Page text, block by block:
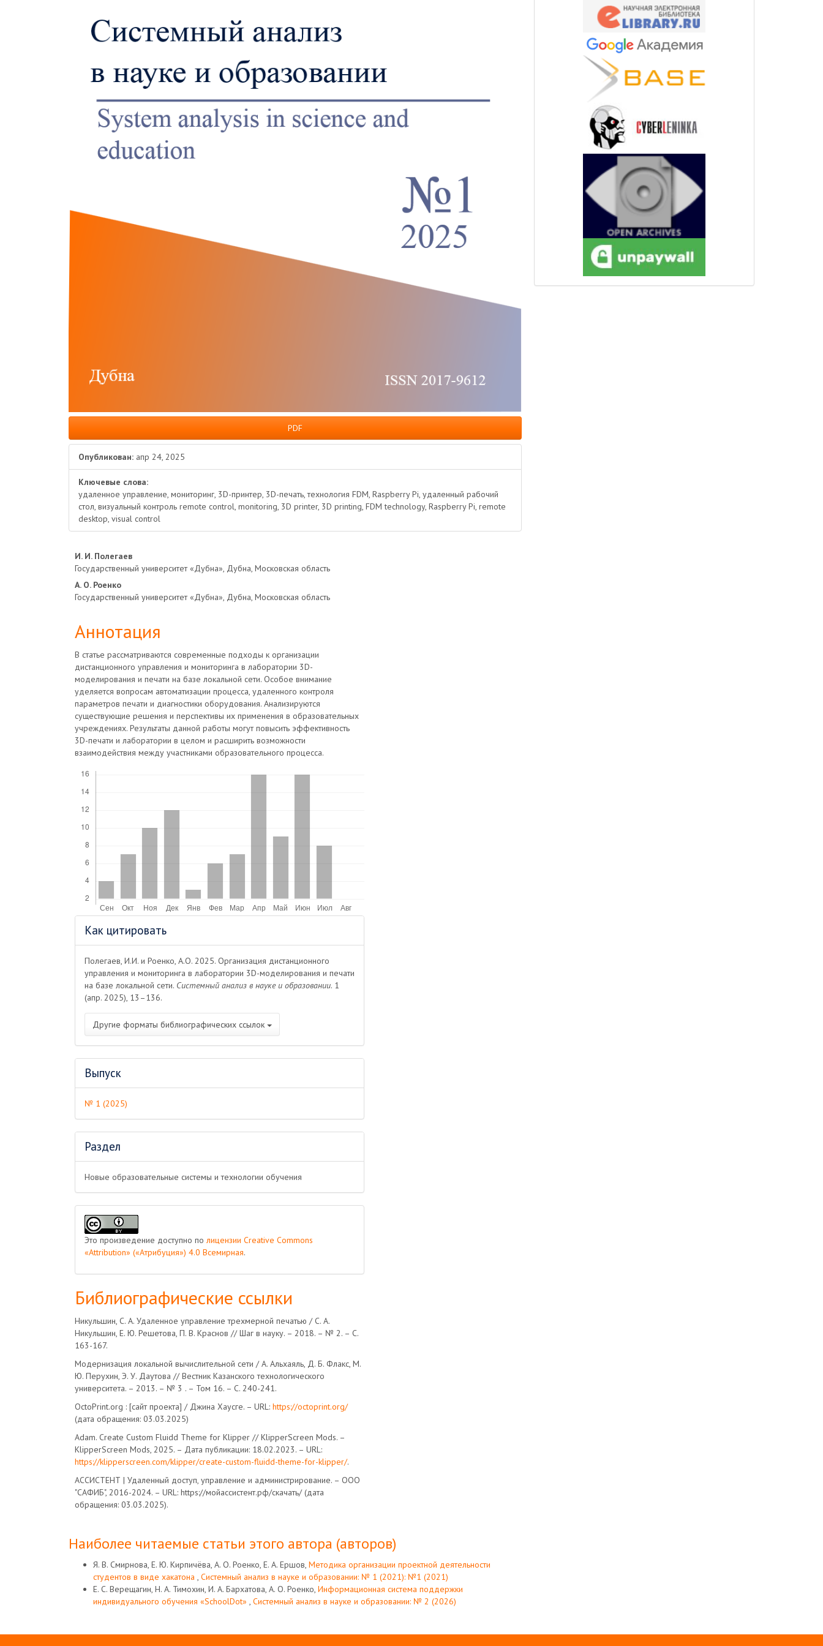
PDF
Опубликован: апр 24, 2025
Ключевые слова:
удаленное управление, мониторинг, 3D-принтер, 3D-печать, технология FDM, Raspberry Pi, удаленный рабочий
стол, визуальный контроль remote control, monitoring, 3D printer, 3D printing, FDM technology, Raspberry Pi, remote
desktop, visual control
Основное
содержимое
статьи
И. И. Полегаев
Государственный университет «Дубна», Дубна, Московская область
А. О. Роенко
Государственный университет «Дубна», Дубна, Московская область
Аннотация
В статье рассматриваются современные подходы к организации
дистанционного управления и мониторинга в лаборатории 3D-
моделирования и печати на базе локальной сети. Особое внимание
уделяется вопросам автоматизации процесса, удаленного контроля
параметров печати и диагностики оборудования. Анализируются
существующие решения и перспективы их применения в образовательных
учреждениях. Результаты данной работы могут повысить эффективность
3D-печати и лаборатории в целом и расширить возможности
взаимодействия между участниками образовательного процесса.
Информация
о статье
Как цитировать
Полегаев, И.И. и Роенко, А.О. 2025. Организация дистанционного
управления и мониторинга в лаборатории 3D-моделирования и печати
на базе локальной сети. Системный анализ в науке и образовании. 1
(апр. 2025), 13–136.
Другие форматы библиографических ссылок
Выпуск
№ 1 (2025)
Раздел
Новые образовательные системы и технологии обучения
Это произведение доступно по лицензии Creative Commons
«Attribution» («Атрибуция») 4.0 Всемирная.
Библиографические ссылки
Никульшин, С. А. Удаленное управление трехмерной печатью / С. А.
Никульшин, Е. Ю. Решетова, П. В. Краснов // Шаг в науку. – 2018. – № 2. – С.
163-167.
Модернизация локальной вычислительной сети / А. Альхаяль, Д. Б. Флакс, М.
Ю. Перухин, Э. У. Даутова // Вестник Казанского технологического
университета. – 2013. – № 3 . – Том 16. – С. 240-241.
OctoPrint.org : [сайт проекта] / Джина Хаусге. – URL: https://octoprint.org/
(дата обращения: 03.03.2025)
Adam. Create Custom Fluidd Theme for Klipper // KlipperScreen Mods. –
KlipperScreen Mods, 2025. – Дата публикации: 18.02.2023. – URL:
https://klipperscreen.com/klipper/create-custom-fluidd-theme-for-klipper/.
АССИСТЕНТ | Удаленный доступ, управление и администрирование. – ООО
"САФИБ", 2016-2024. – URL: https://мойассистент.рф/скачать/ (дата
обращения: 03.03.2025).
Наиболее читаемые статьи этого автора (авторов)
Я. В. Смирнова, Е. Ю. Кирпичёва, А. О. Роенко, Е. А. Ершов, Методика организации проектной деятельности
студентов в виде хакатона , Системный анализ в науке и образовании: № 1 (2021): №1 (2021)
Е. С. Верещагин, Н. А. Тимохин, И. А. Бархатова, А. О. Роенко, Информационная система поддержки
индивидуального обучения «SchoolDot» , Системный анализ в науке и образовании: № 2 (2026)